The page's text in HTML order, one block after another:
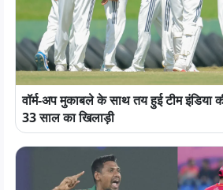
वॉर्म-अप मुकाबले के साथ तय हुई टीम इंडिया
33 साल का खिलाड़ी